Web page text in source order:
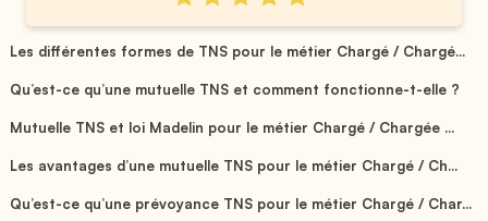
Les différentes formes de TNS pour le métier Chargé / Chargé...
Qu’est-ce qu’une mutuelle TNS et comment fonctionne-t-elle ?
Mutuelle TNS et loi Madelin pour le métier Chargé / Chargée ...
Les avantages d’une mutuelle TNS pour le métier Chargé / Ch...
Qu’est-ce qu’une prévoyance TNS pour le métier Chargé / Char...